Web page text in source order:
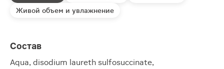
Живой объем и увлажнение
Состав
Aqua, disodium laureth sulfosuccinate,